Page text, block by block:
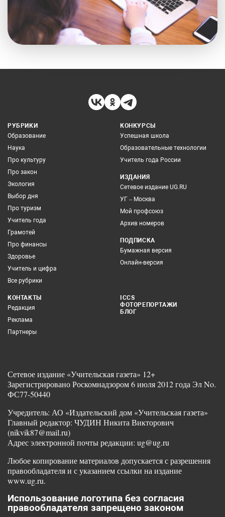
РУБРИКИ
Образование
Наука
Про культуру
Про закон
Экология
Выбор дня
Про туризм
Учитель года
Грамотей
Про финансы
Здоровье
Учитель и цифра
Все рубрики
КОНКУРСЫ
Успешная школа
Образовательные технологии
Учитель года России
ИЗДАНИЯ
Сетевое издание UG.RU
УГ – Москва
Мой профсоюз
Архив номеров
ПОДПИСКА
Бумажная версия
Онлайн-версия
КОНТАКТЫ
Редакция
Реклама
Партнеры
ICCS
ФОТОРЕПОРТАЖИ
БЛОГ
Сетевое издание «Учительская газета» 12+
Зарегистрировано Роскомнадзором 6 июля 2012 года Эл No.
ФС77-50440
Учредитель: АО «Издательский дом «Учительская газета»
Главный редактор: ЧУДИН Никита Викторович
(nikvik87@mail.ru)
Адрес электронной почты редакции: ug@ug.ru
Любое копирование материалов допускается с разрешения
правообладателя и с указанием ссылки на издание
www.ug.ru.
Использование логотипа без согласия
правообладателя запрещено законом